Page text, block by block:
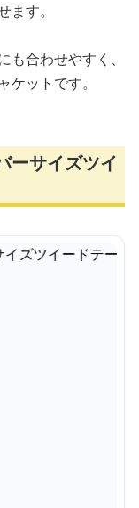
す。
合わせやすく、
ットです。
ーサイズツイ